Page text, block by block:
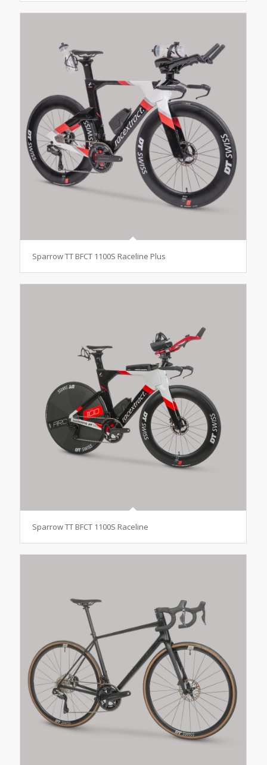
Sparrow TT BFCT 1100S Raceline Plus
Sparrow TT BFCT 1100S Raceline